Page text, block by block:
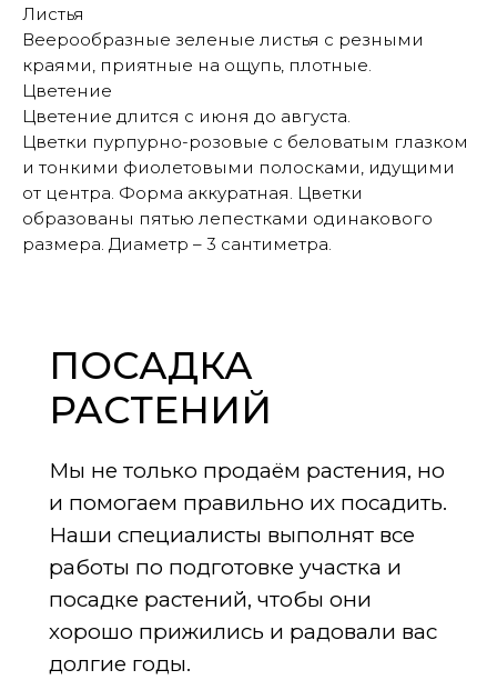
Листья
Веерообразные зеленые листья с резными
краями, приятные на ощупь, плотные.
Цветение
Цветение длится с июня до августа.
Цветки пурпурно-розовые с беловатым глазком
и тонкими фиолетовыми полосками, идущими
от центра. Форма аккуратная. Цветки
образованы пятью лепестками одинакового
размера. Диаметр – 3 сантиметра.
Мы не только продаём растения, но
и помогаем правильно их посадить.
Наши специалисты выполнят все
работы по подготовке участка и
посадке растений, чтобы они
хорошо прижились и радовали вас
долгие годы.
ПОСАДКА
РАСТЕНИЙ